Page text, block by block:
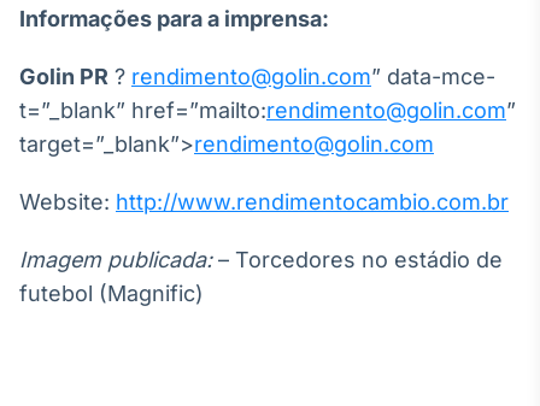
Informações para a imprensa:
Golin PR ? rendimento@golin.com” data-mce-
t=”_blank” href=”mailto:rendimento@golin.com”
target=”_blank”>rendimento@golin.com
Website: http://www.rendimentocambio.com.br
Imagem publicada:– Torcedores no estádio de
futebol (Magnific)